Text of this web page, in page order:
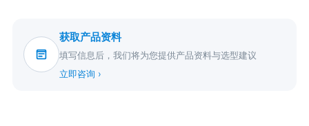
获取产品资料
填写信息后，我们将为您提供产品资料与选型建议
立即咨询 ›